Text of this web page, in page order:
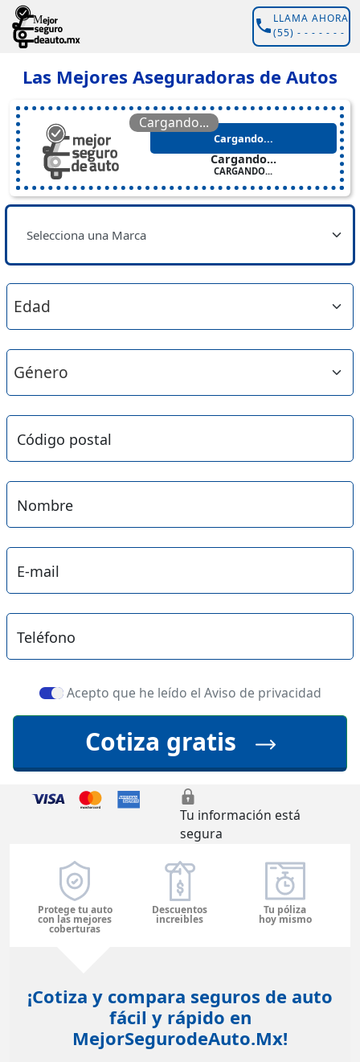
LLAMA AHORA
(55) - - - - - - -
Las Mejores Aseguradoras de Autos
Cargando...
Cargando...
Cargando...
CARGANDO...
Selecciona una Marca
Código postal
Nombre
E-mail
Teléfono
Acepto que he leído el Aviso de privacidad
Cotiza gratis
Tu información está
segura
Protege tu auto
con las mejores
coberturas
Descuentos
increibles
Tu póliza
hoy mismo
¡Cotiza y compara seguros de auto
fácil y rápido en
MejorSegurodeAuto.Mx!